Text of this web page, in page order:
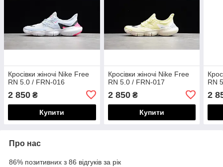
Кросівки жіночі Nike Free
RN 5.0 / FRN-016
2 850 ₴
Купити
Кросівки жіночі Nike Free
RN 5.0 / FRN-017
2 850₴
Купити
RN
2
Про нас
86% позитивних з 86 відгуків за рік